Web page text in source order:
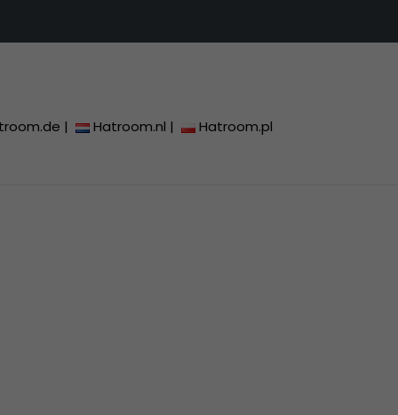
| Hatroom.nl | Hatroom.pl